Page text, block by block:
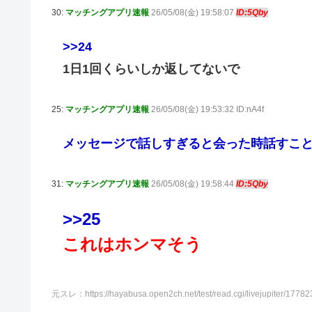
30: マッチングアプリ速報 26/05/08(金) 19:58:07 ID:5Qby
>>24
1日1回くらいしか返してないで
25: マッチングアプリ速報 26/05/08(金) 19:53:32 ID:nA4f
メッセージで話しすぎると会った時話すこ
31: マッチングアプリ速報 26/05/08(金) 19:58:44 ID:5Qby
>>25
これはホンマそう
元スレ：https://hayabusa.open2ch.net/test/read.cgi/livejupiter/